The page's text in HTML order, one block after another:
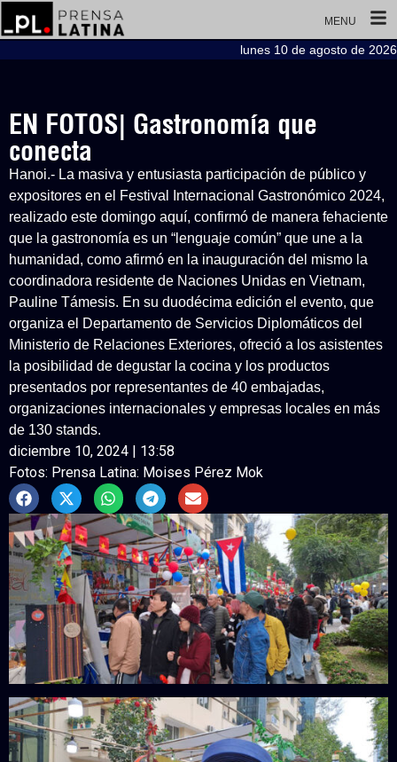
MENU
lunes 10 de agosto de 2026
EN FOTOS| Gastronomía que
conecta
Hanoi.- La masiva y entusiasta participación de público y
expositores en el Festival Internacional Gastronómico 2024,
realizado este domingo aquí, confirmó de manera fehaciente
que la gastronomía es un “lenguaje común” que une a la
humanidad, como afirmó en la inauguración del mismo la
coordinadora residente de Naciones Unidas en Vietnam,
Pauline Támesis. En su duodécima edición el evento, que
organiza el Departamento de Servicios Diplomáticos del
Ministerio de Relaciones Exteriores, ofreció a los asistentes
la posibilidad de degustar la cocina y los productos
presentados por representantes de 40 embajadas,
organizaciones internacionales y empresas locales en más
de 130 stands.
diciembre 10, 2024 | 13:58
Fotos: Prensa Latina: Moises Pérez Mok